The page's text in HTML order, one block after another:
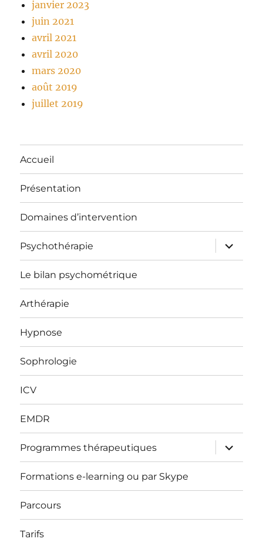
janvier 2023
juin 2021
avril 2021
avril 2020
mars 2020
août 2019
juillet 2019
Accueil
Présentation
Domaines d’intervention
Psychothérapie
ouvrir
le
sous-
Le bilan psychométrique
Arthérapie
Hypnose
Sophrologie
ICV
EMDR
Programmes thérapeutiques
ouvrir
le
sous-
Formations e-learning ou par Skype
Parcours
Tarifs